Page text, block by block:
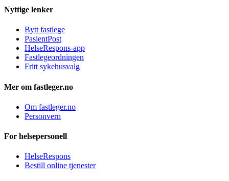
Nyttige lenker
Bytt fastlege
PasientPost
HelseRespons-app
Fastlegeordningen
Fritt sykehusvalg
Mer om fastleger.no
Om fastleger.no
Personvern
For helsepersonell
HelseRespons
Bestill online tjenester